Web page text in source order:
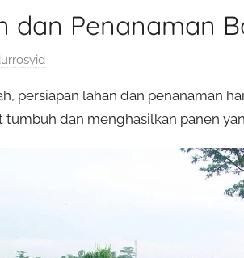
dan Penanaman
persiapan lahan dan penanaman
dan menghasilkan panen